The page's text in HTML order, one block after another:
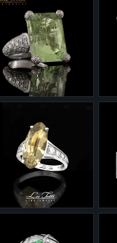
Кольцо из коллекции
"Эксклюзивные изделия" 1-
843/2
Белое золото 585 - 8,24
Бриллианты, берилл.
гр.
1-308.20